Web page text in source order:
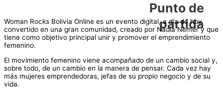
Punto de
partida
Woman Rocks Bolivia Online es un evento digital, a día de hoy
convertido en una gran comunidad, creado por Nadia Nemer y que
tiene como objetivo principal unir y promover el emprendimiento
femenino.
El movimiento femenino viene acompañado de un cambio social y,
sobre todo, de un cambio en la manera de pensar. Cada vez hay
más mujeres emprendedoras, jefas de su propio negocio y de su
vida.